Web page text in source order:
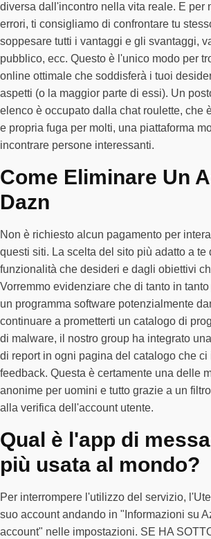
diversa dall'incontro nella vita reale. E per
errori, ti consigliamo di confrontare tu
soppesare tutti i vantaggi e gli svantaggi,
pubblico, ecc. Questo è l'unico modo per
online ottimale che soddisferà i tuoi
aspetti (o la maggior parte di essi). Un
elenco è occupato dalla chat roulette, che
e propria fuga per molti, una piattaforma
incontrare persone interessanti.
Come Eliminare Un
Dazn
Non è richiesto alcun pagamento per
questi siti. La scelta del sito più adatto a te
funzionalità che desideri e dagli obiettivi
Vorremmo evidenziare che di tanto in
un programma software potenzialmente
continuare a prometterti un catalogo di
di malware, il nostro group ha integrato
di report in ogni pagina del catalogo che ci
feedback. Questa è certamente una delle
anonime per uomini e tutto grazie a un
alla verifica dell'account utente.
Qual è l'app di
più usata al mondo?
Per interrompere l'utilizzo del servizio,
suo account andando in "Informazioni su
account" nelle impostazioni. SE HA